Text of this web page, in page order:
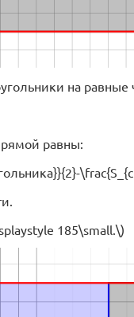
на равные
равны:
185\small.\)